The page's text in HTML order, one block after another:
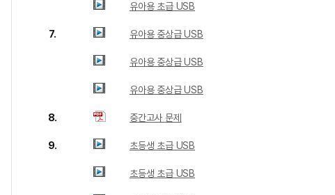
유아용 초급 USB
7. 유아용 중상급 USB
유아용 중상급 USB
유아용 중상급 USB
8. 중간고사 문제
9. 초등생 초급 USB
초등생 초급 USB